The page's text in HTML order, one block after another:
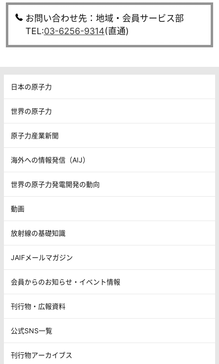
お問い合わせ先：地域・会員サービス部
TEL:03-6256-9314(直通)
日本の原子力
世界の原子力
原子力産業新聞
海外への情報発信（AIJ）
世界の原子力発電開発の動向
動画
放射線の基礎知識
JAIFメールマガジン
会員からのお知らせ・イベント情報
刊行物・広報資料
公式SNS一覧
刊行物アーカイブス